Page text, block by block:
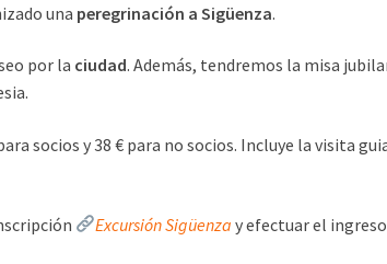
una peregrinación a Sigüenza.
por la ciudad. Además, tendremos la misa
socios y 38 € para no socios. Incluye la visita
Excursión Sigüenza y efectuar el